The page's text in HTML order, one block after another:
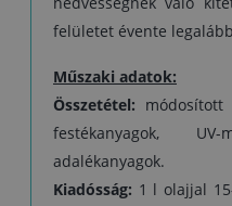
felületet évente
Műszaki adatok:
Összetétel: módosított
festékanyagok,
adalékanyagok.
Kiadósság: 1 l olajjal